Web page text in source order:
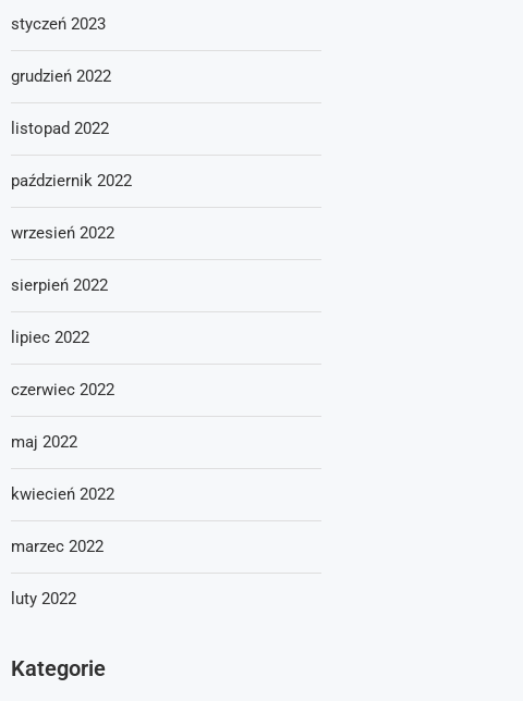
styczeń 2023
grudzień 2022
listopad 2022
październik 2022
wrzesień 2022
sierpień 2022
lipiec 2022
czerwiec 2022
maj 2022
kwiecień 2022
marzec 2022
luty 2022
Kategorie